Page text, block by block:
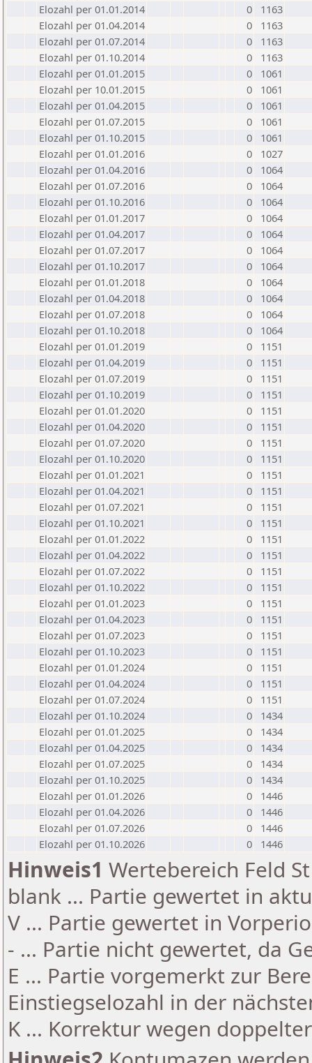
Elozahl per 01.01.2014
0
1163
Elozahl per 01.04.2014
0
1163
Elozahl per 01.07.2014
0
1163
Elozahl per 01.10.2014
0
1163
Elozahl per 01.01.2015
0
1061
Elozahl per 10.01.2015
0
1061
Elozahl per 01.04.2015
0
1061
Elozahl per 01.07.2015
0
1061
Elozahl per 01.10.2015
0
1061
Elozahl per 01.01.2016
0
1027
Elozahl per 01.04.2016
0
1064
Elozahl per 01.07.2016
0
1064
Elozahl per 01.10.2016
0
1064
Elozahl per 01.01.2017
0
1064
Elozahl per 01.04.2017
0
1064
Elozahl per 01.07.2017
0
1064
Elozahl per 01.10.2017
0
1064
Elozahl per 01.01.2018
0
1064
Elozahl per 01.04.2018
0
1064
Elozahl per 01.07.2018
0
1064
Elozahl per 01.10.2018
0
1064
Elozahl per 01.01.2019
0
1151
Elozahl per 01.04.2019
0
1151
Elozahl per 01.07.2019
0
1151
Elozahl per 01.10.2019
0
1151
Elozahl per 01.01.2020
0
1151
Elozahl per 01.04.2020
0
1151
Elozahl per 01.07.2020
0
1151
Elozahl per 01.10.2020
0
1151
Elozahl per 01.01.2021
0
1151
Elozahl per 01.04.2021
0
1151
Elozahl per 01.07.2021
0
1151
Elozahl per 01.10.2021
0
1151
Elozahl per 01.01.2022
0
1151
Elozahl per 01.04.2022
0
1151
Elozahl per 01.07.2022
0
1151
Elozahl per 01.10.2022
0
1151
Elozahl per 01.01.2023
0
1151
Elozahl per 01.04.2023
0
1151
Elozahl per 01.07.2023
0
1151
Elozahl per 01.10.2023
0
1151
Elozahl per 01.01.2024
0
1151
Elozahl per 01.04.2024
0
1151
Elozahl per 01.07.2024
0
1151
Elozahl per 01.10.2024
0
1434
Elozahl per 01.01.2025
0
1434
Elozahl per 01.04.2025
0
1434
Elozahl per 01.07.2025
0
1434
Elozahl per 01.10.2025
0
1434
Elozahl per 01.01.2026
0
1446
Elozahl per 01.04.2026
0
1446
Elozahl per 01.07.2026
0
1446
Elozahl per 01.10.2026
0 1446
Hinweis1 Wertebereich Feld
blank ... Partie gewertet in
V ... Partie gewertet in
- ... Partie nicht gewertet, da
E ... Partie vorgemerkt zur
Einstiegselozahl in der
K ... Korrektur wegen